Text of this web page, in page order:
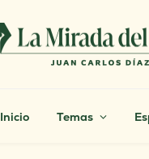
Inicio Temas